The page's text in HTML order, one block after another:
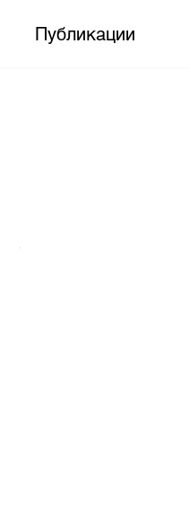
Публикации